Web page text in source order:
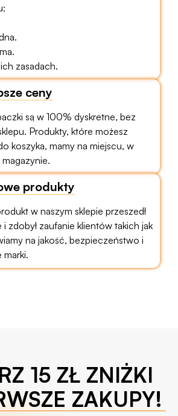
zasadach.
ceny
są w 100% dyskretne, bez
Produkty, które możesz
koszyka, mamy na miejscu, w
produkty
w naszym sklepie przeszedł
i zdobył zaufanie klientów takich jak
na jakość, bezpieczeństwo i
marki.
15 ZŁ ZNIŻKI
ZAKUPY!